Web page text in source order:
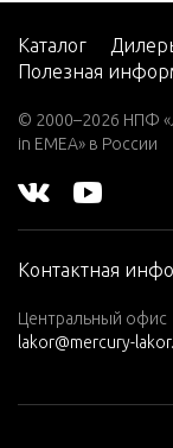
Каталог
Полезная
© 2000–2026 НПФ
in EMEA» в России
Контактная
Центральный офис
lakor@mercury-